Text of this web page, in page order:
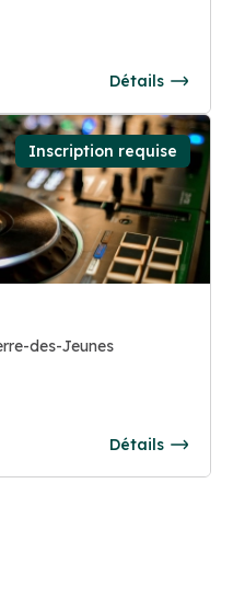
Détails
Inscription requise
des-Jeunes
Détails